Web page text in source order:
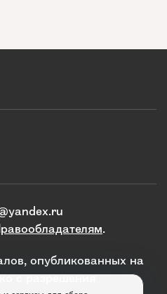
.
опубликованных на
с разрешения